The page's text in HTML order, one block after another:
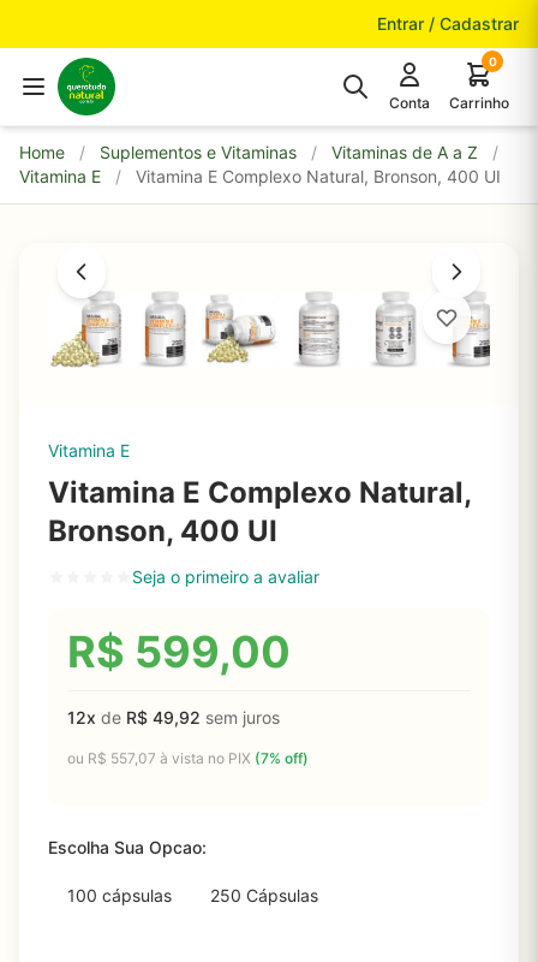
Entrar / Cadastrar
Conta
0
Carrinho
Home / Suplementos e Vitaminas / Vitaminas de A a Z
/
Vitamina E
/ Vitamina E Complexo Natural, Bronson, 400 UI
Vitamina E
Vitamina E Complexo Natural,
Bronson, 400 UI
Seja o primeiro a avaliar
R$ 599,00
12x de R$ 49,92 sem juros
ou R$ 557,07 à vista no PIX (7% off)
Escolha Sua Opcao:
100 cápsulas 250 Cápsulas